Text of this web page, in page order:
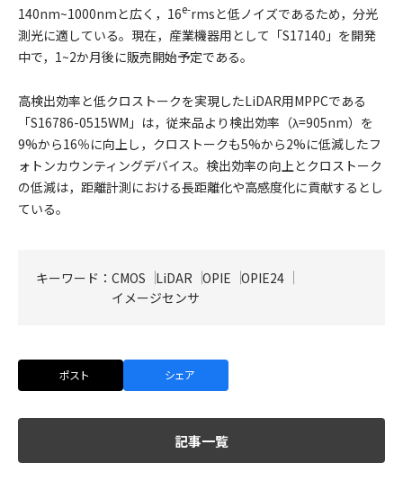
140nm~1000nmと広く，16e-rmsと低ノイズであるため，分光
測光に適している。現在，産業機器用として「S17140」を開発
中で，1~2か月後に販売開始予定である。
高検出効率と低クロストークを実現したLiDAR用MPPCである
「S16786-0515WM」は，従来品より検出効率（λ=905nm）を
9%から16％に向上し，クロストークも5%から2%に低減したフ
ォトンカウンティングデバイス。検出効率の向上とクロストーク
の低減は，距離計測における長距離化や高感度化に貢献するとし
ている。
キーワード： CMOS LiDAR OPIE OPIE24
イメージセンサ
ポスト シェア
記事一覧